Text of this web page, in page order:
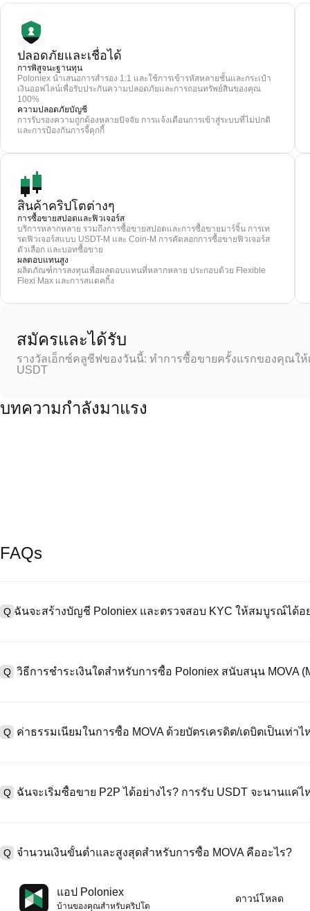
ปลอดภัยและเชื่อได้
การพิสูจนะฐานทุน
Poloniex นำเสนอการสำรอง 1:1 และใช้การเข้ารหัสหลายชั้นและกระเป๋า
เงินออฟไลน์เพื่อรับประกันความปลอดภัยและการถอนทรัพย์สินของคุณ
100%
ความปลอดภัยบัญชี
การรับรองความถูกต้องหลายปัจจัย การแจ้งเตือนการเข้าสู่ระบบที่ไม่ปกติ
และการป้องกันการจี้คุกกี้
สินค้าคริปโตต่างๆ
การซื้อขายสปอตและฟิวเจอร์ส
บริการหลากหลาย รวมถึงการซื้อขายสปอตและการซื้อขายมาร์จิ้น การเท
รดฟิวเจอร์สแบบ USDT-M และ Coin-M การคัดลอกการซื้อขายฟิวเจอร์ส
ตัวเลือก และบอทซื้อขาย
ผลตอบแทนสูง
ผลิตภัณฑ์การลงทุนเพื่อผลตอบแทนที่หลากหลาย ประกอบด้วย Flexible
Flexi Max และการสแตคกิ้ง
สมัครและได้รับ
รางวัลเอ็กซ์คลูซีฟของวันนี้: ทำการซื้อขายครั้งแรกของคุณใ
USDT
บทความกำลังมาแรง
FAQs
Q ฉันจะสร้างบัญชี Poloniex และตรวจสอบ KYC ให้สมบูรณ์ได้อ
"ความปลอดภัย" อัปโหลดเอกสาร Id ที่ถูกต้องของคุณ และถ่ายเซลฟี่เ
Q วิธีการชำระเงินใดสำหรับการซื้อ Poloniex สนับสนุน MOVA
ซื้อขาย OTC สำหรับธุรกรรมขนาดใหญ่เกิน 100,000 USD พร้อมใบเสนอ
Q ค่าธรรมเนียมในการซื้อ MOVA ด้วยบัตรเครดิต/เดบิตเป็นเท่าไ
ธรรมเนียมการซื้อขายแบบสปอตมาตรฐาน (ต่ำถึง 0.05%) ใช้กับการซื้อขา
Q ฉันจะเริ่มซื้อขาย P2P ได้อย่างไร? การรับ USDT จะนานแค่ไ
กับวิธีการชำระเงินและเวลาตอบสนองของผู้ขาย
Q จำนวนเงินขั้นต่ำและสูงสุดสำหรับการซื้อ MOVA คืออะไร?
ขีดจำกัดขั้นต่ำและสูงสุดแตกต่างกันขึ้นอยู่กับวิธีการซื้อและระดับการ
ดอลลาร์โดยสูงสุดขึ้นอยู่กับผู้ให้บริการ ผู้ขาย P2P ส่วนใหญ่มีข้อกำหนดก
แอป Poloniex
บ้านของคุณสําหรับคริปโต
ดาวน์โหลด